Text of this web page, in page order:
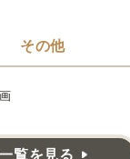
その他
覧を見る